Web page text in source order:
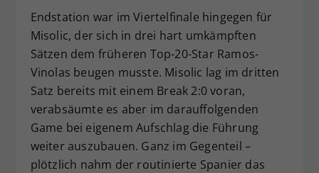
Endstation war im Viertelfinale hingegen für
Misolic, der sich in drei hart umkämpften
Sätzen dem früheren Top-20-Star Ramos-
Vinolas beugen musste. Misolic lag im dritten
Satz bereits mit einem Break 2:0 voran,
verabsäumte es aber im darauffolgenden
Game bei eigenem Aufschlag die Führung
weiter auszubauen. Ganz im Gegenteil –
plötzlich nahm der routinierte Spanier das